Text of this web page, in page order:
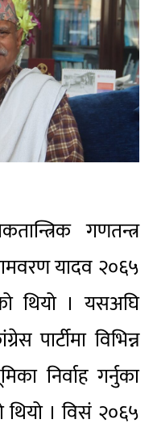
गणतन्त्र
यादव २०६५
थियो । यसअघि
पार्टीमा विभिन्न
निर्वाह गर्नुका
थियो । विसं २०६५